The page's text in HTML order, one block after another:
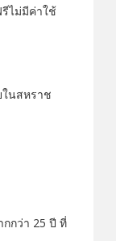
ไม่มีค่าใช้
ในสหราช
กว่า 25 ปี ที่